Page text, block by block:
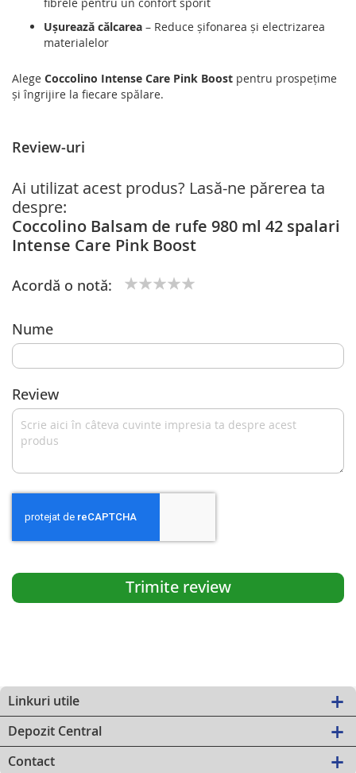
Ușurează călcarea – Reduce șifonarea și electrizarea
materialelor
Alege Coccolino Intense Care Pink Boost pentru prospețime
și îngrijire la fiecare spălare.
Review-uri
Ai utilizat acest produs? Lasă-ne părerea ta
despre:
Coccolino Balsam de rufe 980 ml 42 spalari
Intense Care Pink Boost
Acordă o notă:
Nume
Review
Trimite review
Linkuri utile
Depozit Central
Contact